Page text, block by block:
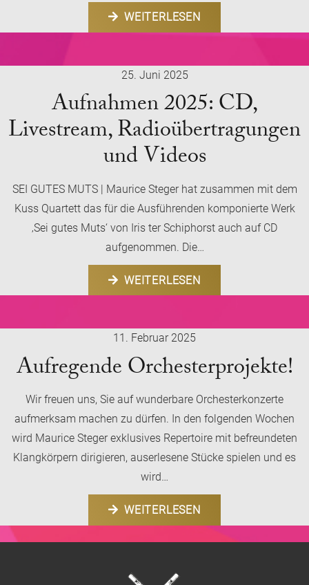
WEITERLESEN
25. Juni 2025
Aufnahmen 2025: CD,
Livestream, Radioübertragungen
und Videos
SEI GUTES MUTS | Maurice Steger hat zusammen mit dem
Kuss Quartett das für die Ausführenden komponierte Werk
‚Sei gutes Muts‘ von Iris ter Schiphorst auch auf CD
aufgenommen. Die…
WEITERLESEN
11. Februar 2025
Aufregende Orchesterprojekte!
Wir freuen uns, Sie auf wunderbare Orchesterkonzerte
aufmerksam machen zu dürfen. In den folgenden Wochen
wird Maurice Steger exklusives Repertoire mit befreundeten
Klangkörpern dirigieren, auserlesene Stücke spielen und es
wird…
WEITERLESEN